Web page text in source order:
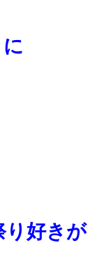
り好きが